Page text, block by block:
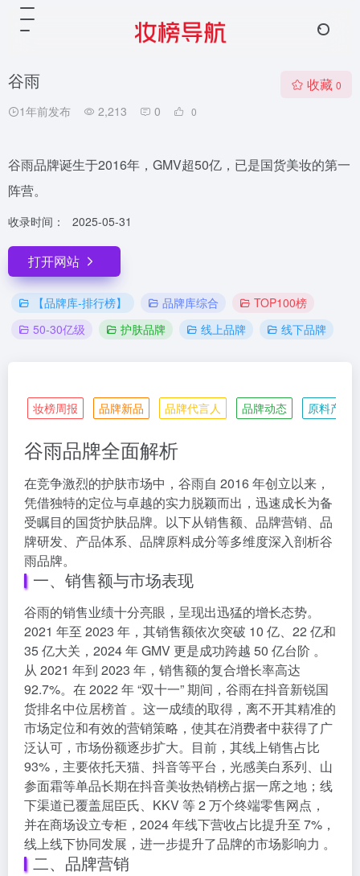
谷雨
1年前发布 2,213 0 0
收藏 0
谷雨品牌诞生于2016年，GMV超50亿，已是国货美妆的第一
阵营。
收录时间： 2025-05-31
打开网站
【品牌库-排行榜】 品牌库综合
TOP100榜
50-30亿级
护肤品牌 线上品牌 线下品牌
妆榜周报 品牌新品 品牌代言人 品牌动态 原料产业
谷雨品牌全面解析
在竞争激烈的护肤市场中，谷雨自 2016 年创立以来，
凭借独特的定位与卓越的实力脱颖而出，迅速成长为备
受瞩目的国货护肤品牌。以下从销售额、品牌营销、品
牌研发、产品体系、品牌原料成分等多维度深入剖析谷
雨品牌。
一、销售额与市场表现
谷雨的销售业绩十分亮眼，呈现出迅猛的增长态势。
2021 年至 2023 年，其销售额依次突破 10 亿、22 亿和
35 亿大关，2024 年 GMV 更是成功跨越 50 亿台阶 。
从 2021 年到 2023 年，销售额的复合增长率高达
92.7%。在 2022 年 “双十一” 期间，谷雨在抖音新锐国
货排名中位居榜首 。这一成绩的取得，离不开其精准的
市场定位和有效的营销策略，使其在消费者中获得了广
泛认可，市场份额逐步扩大。目前，其线上销售占比
93%，主要依托天猫、抖音等平台，光感美白系列、山
参面霜等单品长期在抖音美妆热销榜占据一席之地；线
下渠道已覆盖屈臣氏、KKV 等 2 万个终端零售网点，
并在商场设立专柜，2024 年线下营收占比提升至 7%，
线上线下协同发展，进一步提升了品牌的市场影响力 。
二、品牌营销